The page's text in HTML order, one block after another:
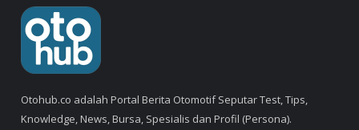
Otohub.co adalah Portal Berita Otomotif Seputar Test, Tips,
Knowledge, News, Bursa, Spesialis dan Profil (Persona).